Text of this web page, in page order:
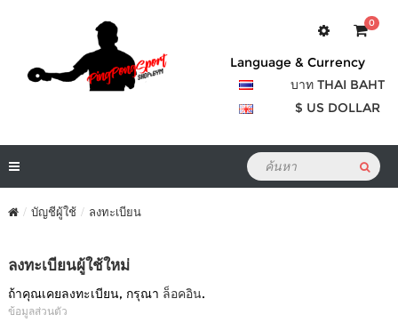
0
Language & Currency
บาท THAI BAHT
$ US DOLLAR
บัญชีผู้ใช้ ลงทะเบียน
ลงทะเบียนผู้ใช้ใหม่
ถ้าคุณเคยลงทะเบียน, กรุณา ล็อคอิน.
ข้อมูลส่วนตัว